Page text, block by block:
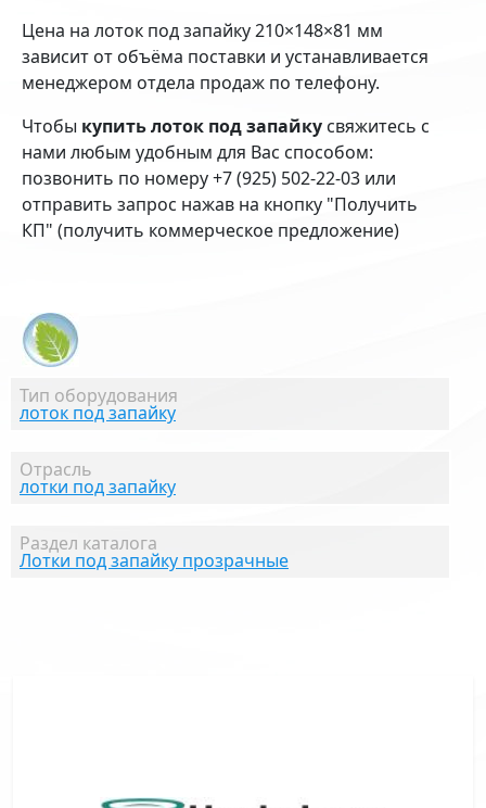
Тип оборудования
лоток под запайку
Отрасль
лотки под запайку
Раздел каталога
Лотки под запайку прозрачные
Цена на лоток под запайку 210×148×81 мм
зависит от объёма поставки и устанавливается
менеджером отдела продаж по телефону.
Чтобы купить лоток под запайку свяжитесь с
нами любым удобным для Вас способом:
позвонить по номеру +7 (925) 502-22-03 или
отправить запрос нажав на кнопку "Получить
КП" (получить коммерческое предложение)